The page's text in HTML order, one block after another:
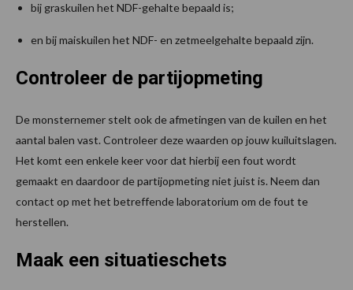
bij graskuilen het NDF-gehalte bepaald is;
en bij maiskuilen het NDF- en zetmeelgehalte bepaald zijn.
Controleer de partijopmeting
De monsternemer stelt ook de afmetingen van de kuilen en het
aantal balen vast. Controleer deze waarden op jouw kuiluitslagen.
Het komt een enkele keer voor dat hierbij een fout wordt
gemaakt en daardoor de partijopmeting niet juist is. Neem dan
contact op met het betreffende laboratorium om de fout te
herstellen.
Maak een situatieschets